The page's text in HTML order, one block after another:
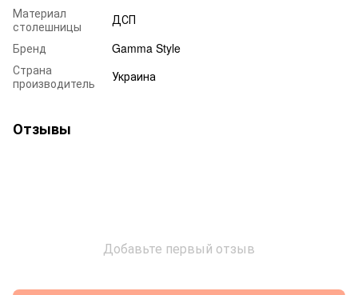
Материал
столешницы
ДСП
Бренд
Gamma Style
Страна
производитель
Украина
Отзывы
Добавьте первый отзыв